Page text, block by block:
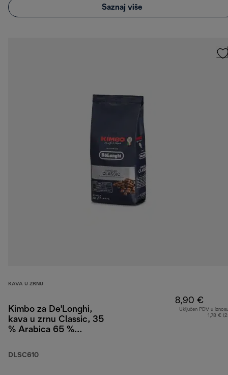
Saznaj više
KAVA U ZRNU
Kimbo za De'Longhi,
kava u zrnu Classic, 35
% Arabica 65 %
DLSC610
8,90 €
Uključen PDV u
1,78 €